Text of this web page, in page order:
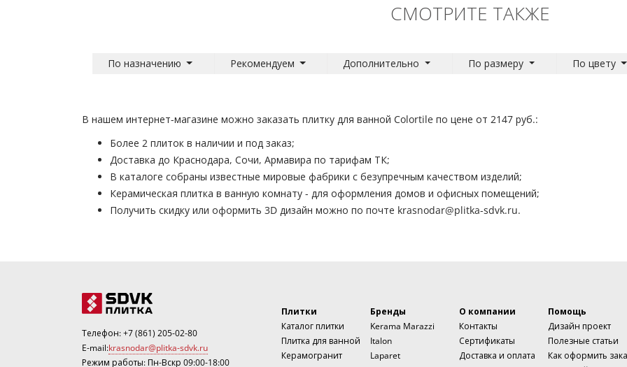
СМОТРИТЕ ТАКЖЕ
По назначению Рекомендуем Дополнительно По размеру По цвету
В нашем интернет-магазине можно заказать плитку для ванной Colortile по цене от 2147 руб.:
Более 2 плиток в наличии и под заказ;
Доставка до Краснодара, Сочи, Армавира по тарифам ТК;
В каталоге собраны известные мировые фабрики с безупречным качеством изделий;
Керамическая плитка в ванную комнату - для оформления домов и офисных помещений;
Получить скидку или оформить 3D дизайн можно по почте krasnodar@plitka-sdvk.ru.
Телефон:+7 (861) 205-02-80
E-mail:krasnodar@plitka-sdvk.ru
Режим работы: Пн-Вскр 09:00-18:00
Плитки
Каталог плитки
Плитка для ванной
Керамогранит
Бренды
Kerama Marazzi
Italon
Laparet
О компании
Контакты
Сертификаты
Доставка и оплата
Помощь
Дизайн проект
Полезные статьи
Как оформить